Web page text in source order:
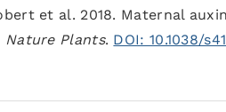
et al. 2018. Maternal
Nature Plants. DOI: 10.1038/